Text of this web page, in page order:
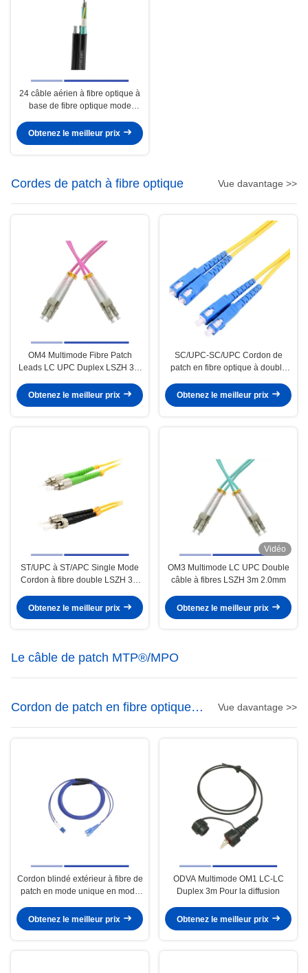
24 câble aérien à fibre optique à
base de fibre optique mode
en fil d'acier PE GYTC8S
Obtenez le meilleur prix
Cordes de patch à fibre optique Vue davantage >>
OM4 Multimode Fibre Patch
Leads LC UPC Duplex LSZH 3m
Obtenez le meilleur prix
SC/UPC-SC/UPC Cordon de
patch en fibre optique à double
Obtenez le meilleur prix
ST/UPC à ST/APC Single Mode
Cordon à fibre double LSZH 3m
Obtenez le meilleur prix
Vidéo
OM3 Multimode LC UPC Double
câble à fibres LSZH 3m 2.0mm
Obtenez le meilleur prix
Le câble de patch MTP®/MPO
Cordon de patch en fibre optique
blindé
Vue davantage >>
Cordon blindé extérieur à fibre de
patch en mode unique en mode
Obtenez le meilleur prix
ODVA Multimode OM1 LC-LC
Duplex 3m Pour la diffusion
Obtenez le meilleur prix